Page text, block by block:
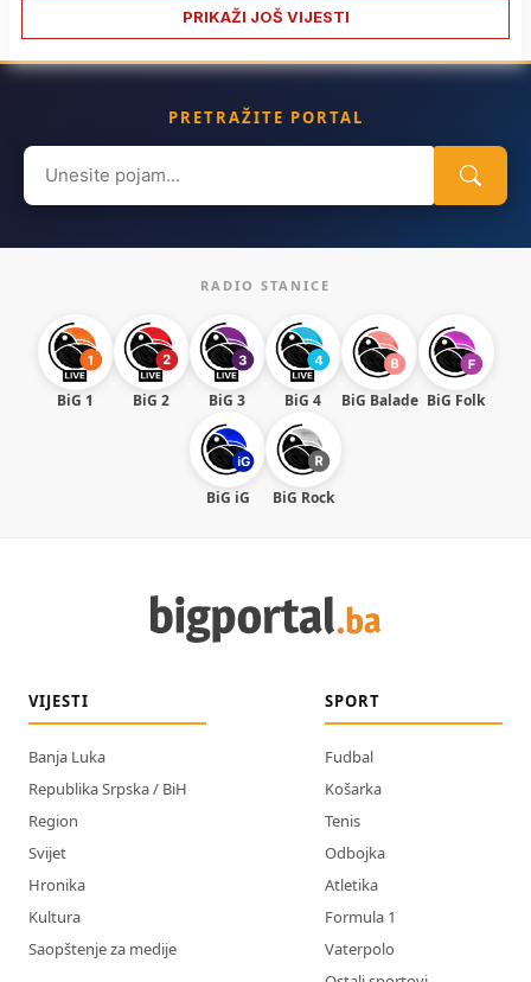
PRIKAŽI JOŠ VIJESTI
PRETRAŽITE PORTAL
Search
for:
RADIO STANICE
BiG 1 BiG 2 BiG 3 BiG 4 BiG Balade BiG Folk
BiG iG BiG Rock
VIJESTI
Banja Luka
Republika Srpska / BiH
Region
Svijet
Hronika
Kultura
Saopštenje za medije
SPORT
Fudbal
Košarka
Tenis
Odbojka
Atletika
Formula 1
Vaterpolo